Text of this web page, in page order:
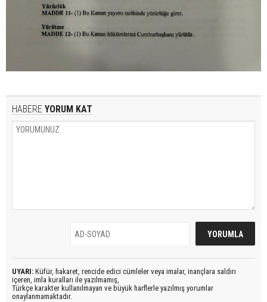
HABERE YORUM KAT
UYARI: Küfür, hakaret, rencide edici cümleler veya imalar, inançlara saldırı
içeren, imla kuralları ile yazılmamış,
Türkçe karakter kullanılmayan ve büyük harflerle yazılmış yorumlar
onaylanmamaktadır.